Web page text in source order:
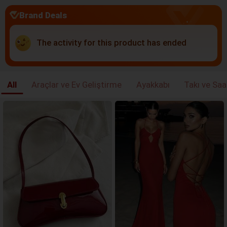
Brand Deals
The activity for this product has ended
All Araçlar ve Ev Geliştirme Ayakkabı Takı ve